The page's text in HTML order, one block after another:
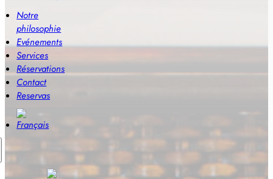
Notre
philosophie
Evénements
Services
Réservations
Contact
Reservas